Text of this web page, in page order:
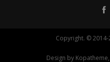
Copyright. ©
Design by